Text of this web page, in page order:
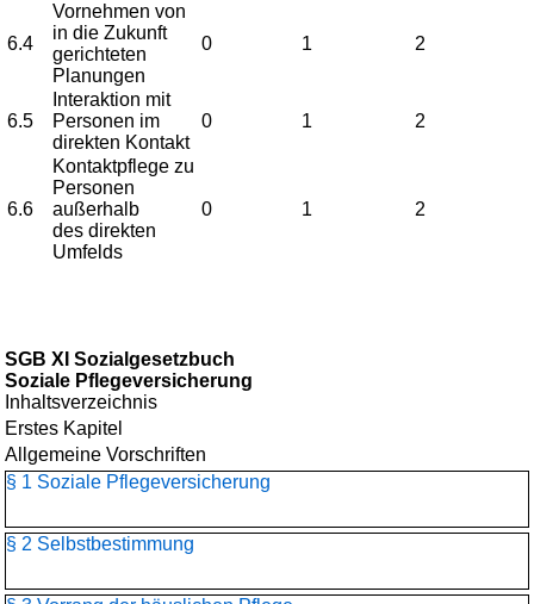
6.4
Vornehmen von
in die Zukunft
gerichteten
Planungen
0 1 2
6.5
Interaktion mit
Personen im
direkten Kontakt
0 1 2
6.6
Kontaktpflege zu
Personen
außerhalb
des direkten
Umfelds
0 1 2
SGB XI Sozialgesetzbuch
Soziale Pflegeversicherung
Inhaltsverzeichnis
Erstes Kapitel
Allgemeine Vorschriften
§ 1 Soziale Pflegeversicherung
§ 2 Selbstbestimmung